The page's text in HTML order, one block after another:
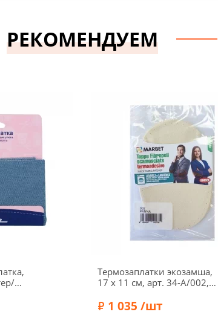
РЕКОМЕНДУЕМ
Термозаплатки экозамша,
17 х 11 см, арт. 34-А/002,
1 035 /шт